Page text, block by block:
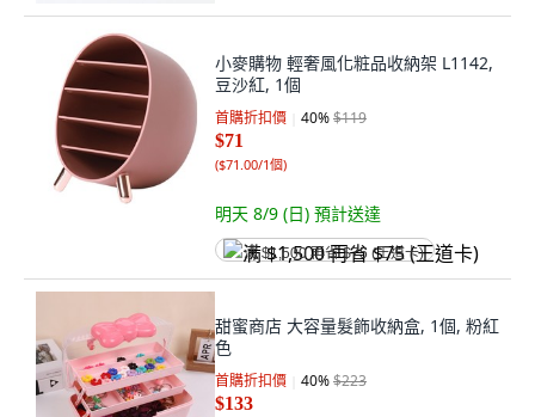
小麥購物 輕奢風化粧品收納架 L1142,
豆沙紅, 1個
首購折扣價 40%$119
$71
($71.00/1個)
明天 8/9 (日) 預計送達
满 $1,500 再省 $75 (王道卡)
甜蜜商店 大容量髮飾收納盒, 1個, 粉紅
色
首購折扣價 40%$223
$133